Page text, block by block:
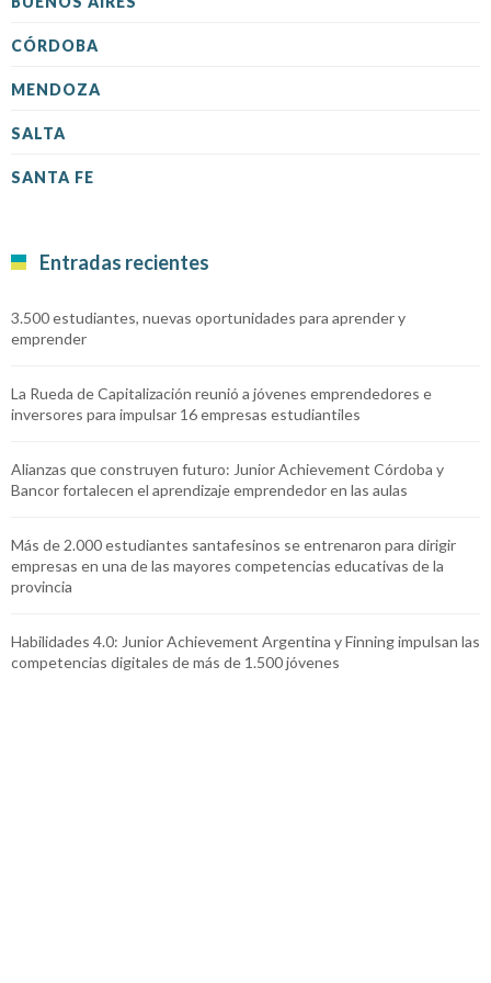
CÓRDOBA
MENDOZA
SALTA
SANTA FE
Entradas recientes
3.500 estudiantes, nuevas oportunidades para aprender y
emprender
La Rueda de Capitalización reunió a jóvenes emprendedores e
inversores para impulsar 16 empresas estudiantiles
Alianzas que construyen futuro: Junior Achievement Córdoba y
Bancor fortalecen el aprendizaje emprendedor en las aulas
Más de 2.000 estudiantes santafesinos se entrenaron para dirigir
empresas en una de las mayores competencias educativas de la
provincia
Habilidades 4.0: Junior Achievement Argentina y Finning impulsan las
competencias digitales de más de 1.500 jóvenes